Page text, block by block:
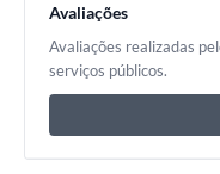
Avaliações
Avaliações realizadas
serviços públicos.